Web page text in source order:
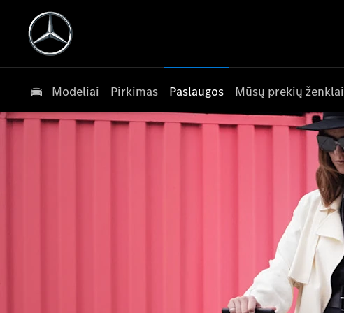
Modeliai Pirkimas Paslaugos Mūsų prekių ženklai